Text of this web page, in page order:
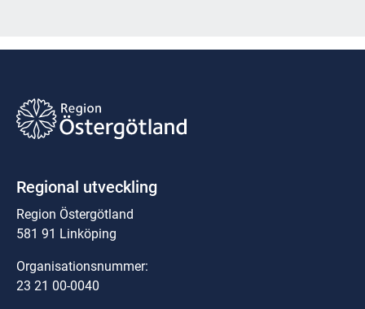
Regional utveckling
Region Östergötland
581 91 Linköping
Organisationsnummer:
23 21 00-0040